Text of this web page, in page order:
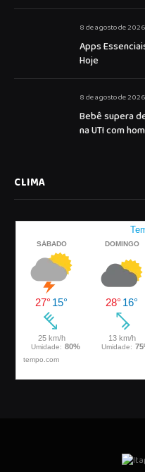
8 de agosto de 2026
Apps
Hoje
8 de agosto de 2026
Bebê supera
na UTI com
CLIMA